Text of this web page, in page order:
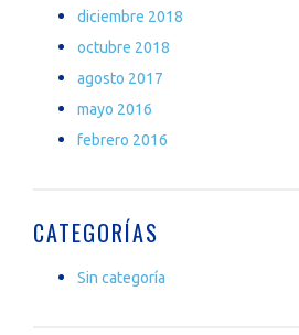
diciembre 2018
octubre 2018
agosto 2017
mayo 2016
febrero 2016
CATEGORÍAS
Sin categoría